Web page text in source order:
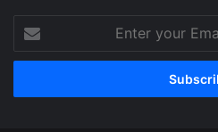
your
Email